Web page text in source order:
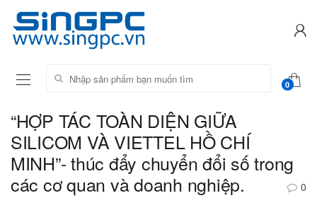
Tìm kiếm:
0
“HỢP TÁC TOÀN DIỆN GIỮA
SILICOM VÀ VIETTEL HỒ CHÍ
MINH”- thúc đẩy chuyển đổi số trong
các cơ quan và doanh nghiệp.
0